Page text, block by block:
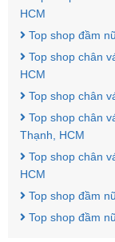
HCM
Top shop đầm
Top shop chân
HCM
Top shop chân
Top shop chân
Thạnh, HCM
Top shop chân
HCM
Top shop đầm
Top shop đầm